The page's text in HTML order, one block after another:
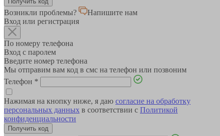
Возникли проблемы?
Напишите нам
Вход или регистрация
По номеру телефона
Вход с паролем
Введите номер телефона
Мы отправим вам код в смс на телефон или позвоним
Телефон *
Нажимая на кнопку ниже, я даю согласие на обработку
персональных данных в соответствии с Политикой
конфиденциальности